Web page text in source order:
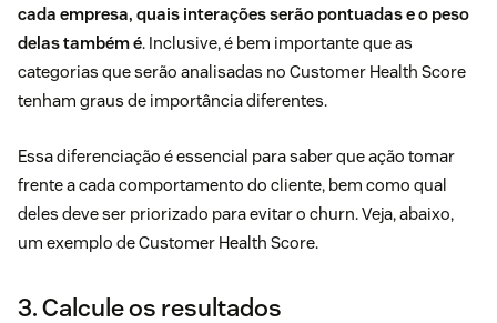
cada empresa, quais interações serão pontuadas e o peso
delas também é. Inclusive, é bem importante que as
categorias que serão analisadas no Customer Health Score
tenham graus de importância diferentes.
Essa diferenciação é essencial para saber que ação tomar
frente a cada comportamento do cliente, bem como qual
deles deve ser priorizado para evitar o churn. Veja, abaixo,
um exemplo de Customer Health Score.
3. Calcule os resultados